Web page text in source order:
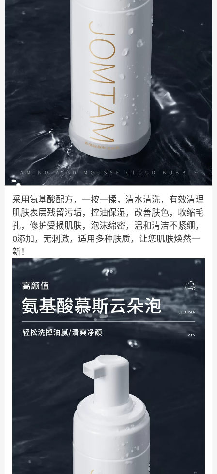
采用氨基酸配方，一按一揉，清水清洗，有效清理
肌肤表层残留污垢，控油保湿，改善肤色，收缩毛
孔，修护受损肌肤，泡沫绵密，温和清洁不紧绷，
0添加，无刺激，适用多种肤质，让您肌肤焕然一
新！